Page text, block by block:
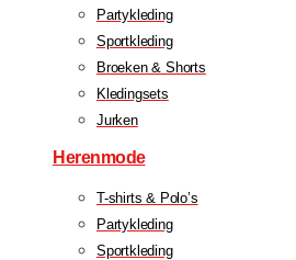
Partykleding
Sportkleding
Broeken & Shorts
Kledingsets
Jurken
Herenmode
T-shirts & Polo’s
Partykleding
Sportkleding